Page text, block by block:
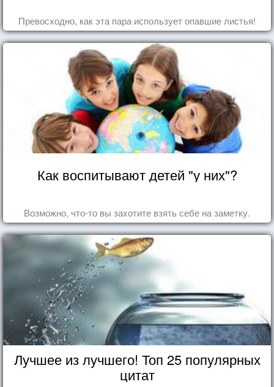
Превосходно, как эта пара использует опавшие листья!
Как воспитывают детей "у них"?
Возможно, что-то вы захотите взять себе на заметку.
Лучшее из лучшего! Топ 25 популярных
цитат